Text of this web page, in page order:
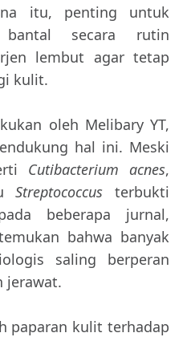
itu, penting untuk
secara rutin
lembut agar tetap
kulit.
oleh Melibary YT,
hal ini. Meski
Cutibacterium acnes,
Streptococcus terbukti
beberapa jurnal,
bahwa banyak
saling berperan
jerawat.
paparan kulit terhadap